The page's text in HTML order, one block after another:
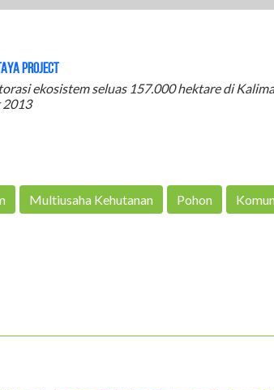
Project
ekosistem seluas 157.000 hektare di
2013
Multiusaha Kehutanan Pohon